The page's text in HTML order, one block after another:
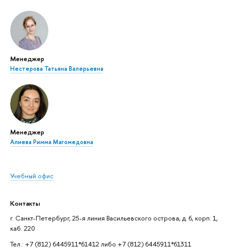
Менеджер
Нестерова Татьяна Валерьевна
Менеджер
Алиева Римма Магомедовна
Учебный офис
Контакты
г. Санкт-Петербург, 25-я линия Васильевского острова, д. 6, корп. 1,
каб. 220
Тел.: +7 (812) 6445911*61412 либо +7 (812) 6445911*61311